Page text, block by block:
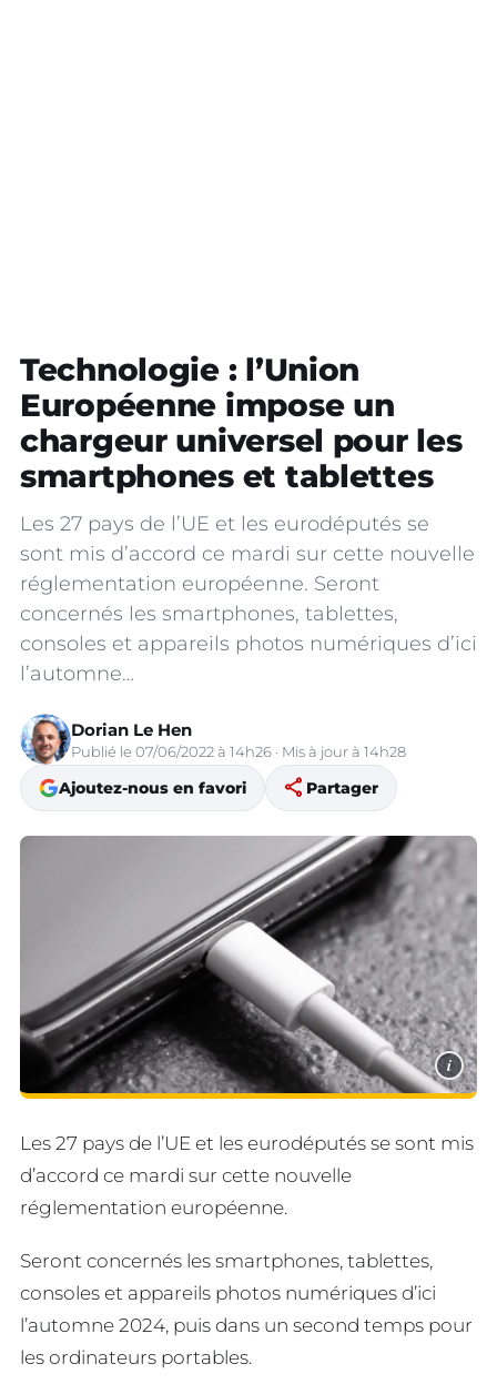
Technologie : l’Union
Européenne impose un
chargeur universel pour les
smartphones et tablettes
Les 27 pays de l’UE et les eurodéputés se
sont mis d’accord ce mardi sur cette nouvelle
réglementation européenne. Seront
concernés les smartphones, tablettes,
consoles et appareils photos numériques d’ici
l’automne…
Dorian Le Hen
Publié le 07/06/2022 à 14h26 · Mis à jour à 14h28
Ajoutez-nous en favori share Partager
i
Les 27 pays de l’UE et les eurodéputés se sont mis
d’accord ce mardi sur cette nouvelle
réglementation européenne.
Seront concernés les smartphones, tablettes,
consoles et appareils photos numériques d’ici
l’automne 2024, puis dans un second temps pour
les ordinateurs portables.